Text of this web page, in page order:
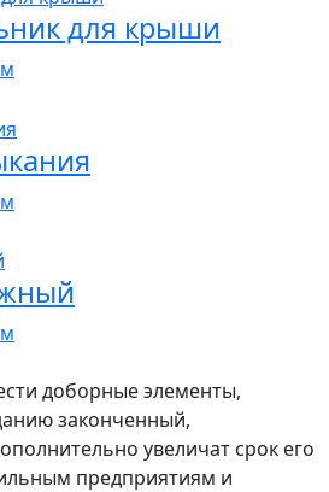
для крыши
доборные элементы,
законченный,
увеличат срок его
предприятиям и